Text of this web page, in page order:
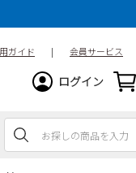
ガイド | 会員サービス
ログイン